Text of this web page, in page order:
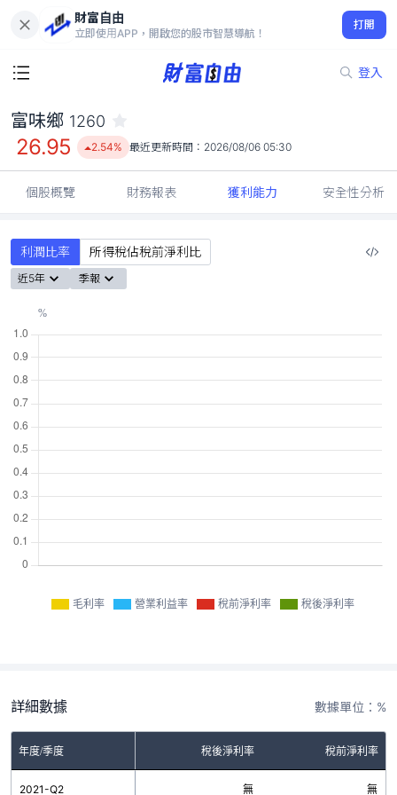
財富自由
立即使用APP，開啟您的股市智慧導航！
打開
登入
26.95
2.54%
富味鄉 1260
26.95 2.54% 最近更新時間： 2026/08/06 05:30
個股概覽 財務報表 獲利能力 安全性分析
利潤比率 所得稅佔稅前淨利比
近5年 季報
毛利率 營業利益率 稅前淨利率 稅後淨利率
詳細數據 數據單位：%
年度/季度 稅後淨利率 稅前淨利率
2021-Q2 無 無